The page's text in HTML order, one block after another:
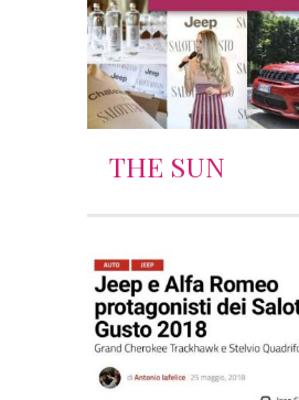
THE SUN